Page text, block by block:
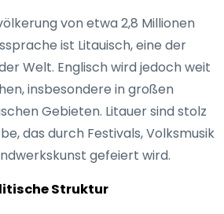
von etwa 2,8 Millionen
ist Litauisch, eine der
Welt. Englisch wird jedoch weit
insbesondere in großen
Gebieten. Litauer sind stolz
das durch Festivals, Volksmusik
gefeiert wird.
Struktur